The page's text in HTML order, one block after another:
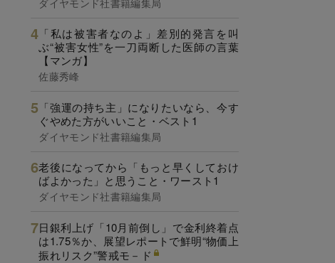
「私は被害者なのよ」差別的発言を叫
ぶ“被害女性”を一刀両断した医師の言葉
【マンガ】
佐藤秀峰
「強運の持ち主」になりたいなら、今す
ぐやめた方がいいこと・ベスト1
ダイヤモンド社書籍編集局
老後になってから「もっと早くしておけ
ばよかった」と思うこと・ワースト1
ダイヤモンド社書籍編集局
日銀利上げ「10月前倒し」で金利終着点
は1.75％か、展望レポートで鮮明“物価上
振れリスク”警戒モ－ド